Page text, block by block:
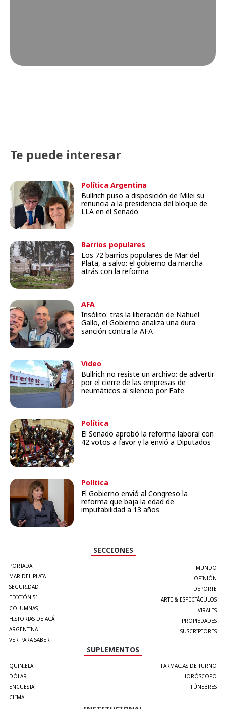
Te puede interesar
Política Argentina
Bullrich puso a disposición de Milei su
renuncia a la presidencia del bloque de
LLA en el Senado
Barrios populares
Los 72 barrios populares de Mar del
Plata, a salvo: el gobierno da marcha
atrás con la reforma
AFA
Insólito: tras la liberación de Nahuel
Gallo, el Gobierno analiza una dura
sanción contra la AFA
Video
Bullrich no resiste un archivo: de advertir
por el cierre de las empresas de
neumáticos al silencio por Fate
Política
El Senado aprobó la reforma laboral con
42 votos a favor y la envió a Diputados
Política
El Gobierno envió al Congreso la
reforma que baja la edad de
imputabilidad a 13 años
SECCIONES
PORTADA
MAR DEL PLATA
SEGURIDAD
EDICIÓN 5°
COLUMNAS
HISTORIAS DE ACÁ
ARGENTINA
VER PARA SABER
MUNDO
OPINIÓN
DEPORTE
ARTE & ESPECTÁCULOS
VIRALES
PROPIEDADES
SUSCRIPTORES
SUPLEMENTOS
QUINIELA
DÓLAR
ENCUESTA
CLIMA
FARMACIAS DE TURNO
HORÓSCOPO
FÚNEBRES